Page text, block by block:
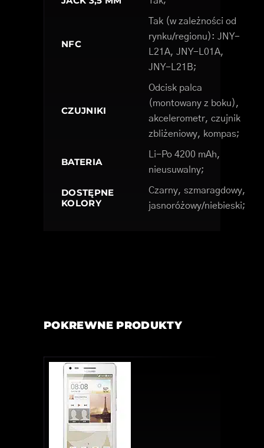
NFC
Tak (w zależności od
rynku/regionu): JNY-
L21A, JNY-L01A,
JNY-L21B;
CZUJNIKI
Odcisk palca
(montowany z boku),
akcelerometr, czujnik
zbliżeniowy, kompas;
BATERIA
Li-Po 4200 mAh,
nieusuwalny;
DOSTĘPNE
KOLORY
Czarny, szmaragdowy,
jasnoróżowy/niebieski;
POKREWNE PRODUKTY